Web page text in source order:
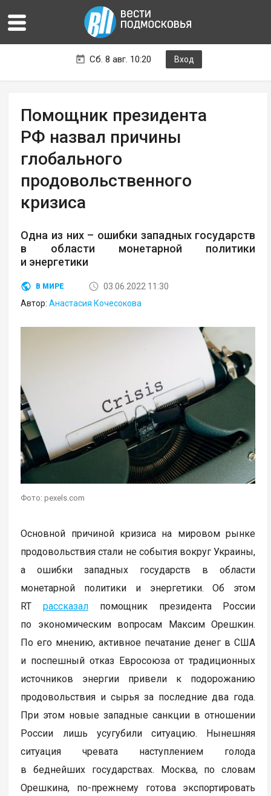
Сб. 8 авг. 10:20 Вход
Помощник президента
РФ назвал причины
глобального
продовольственного
кризиса
Одна из них – ошибки западных государств
в области монетарной политики
и энергетики
В МИРЕ
03.06.2022 11:30
Автор:Анастасия Кочесокова
Фото: pexels.com
Основной причиной кризиса на мировом рынке
продовольствия стали не события вокруг Украины,
а ошибки западных государств в области
монетарной политики и энергетики. Об этом
RTрассказал помощник президента России
по экономическим вопросам Максим Орешкин.
По его мнению, активное печатание денег в США
и поспешный отказ Евросоюза от традиционных
источников энергии привели к подорожанию
продовольствия и сырья за последние два года.
При этом новые западные санкции в отношении
России лишь усугубили ситуацию. Нынешняя
ситуация чревата наступлением голода
в беднейших государствах. Москва, по словам
Орешкина, по-прежнему готова экспортировать